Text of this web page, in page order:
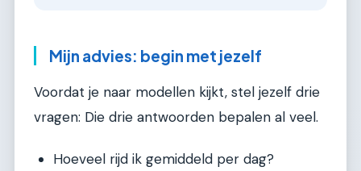
Mijn advies: begin met jezelf
Voordat je naar modellen kijkt, stel jezelf drie
vragen: Die drie antwoorden bepalen al veel.
Hoeveel rijd ik gemiddeld per dag?